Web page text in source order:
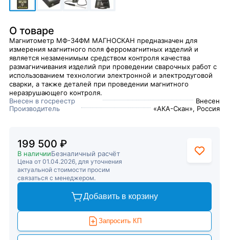
О товаре
Магнитометр МФ-34ФМ МАГНОСКАН предназначен для
измерения магнитного поля ферромагнитных изделий и
является незаменимым средством контроля качества
размагничивания изделий при проведении сварочных работ с
использованием технологии электронной и электродуговой
сварки, а также деталей при проведении магнитного
неразрушающего контроля.
Внесен в госреестр
Внесен
Производитель
«АКА-Скан», Россия
199 500 ₽
В наличииБезналичный расчёт
Цена от 01.04.2026, для уточнения
актуальной стоимости просим
связаться с менеджером.
Добавить в корзину
Запросить КП